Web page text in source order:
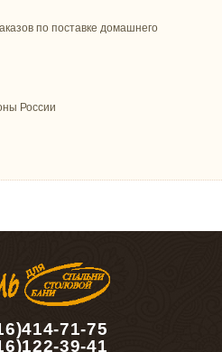
по поставке домашнего
России
71-75
39-41